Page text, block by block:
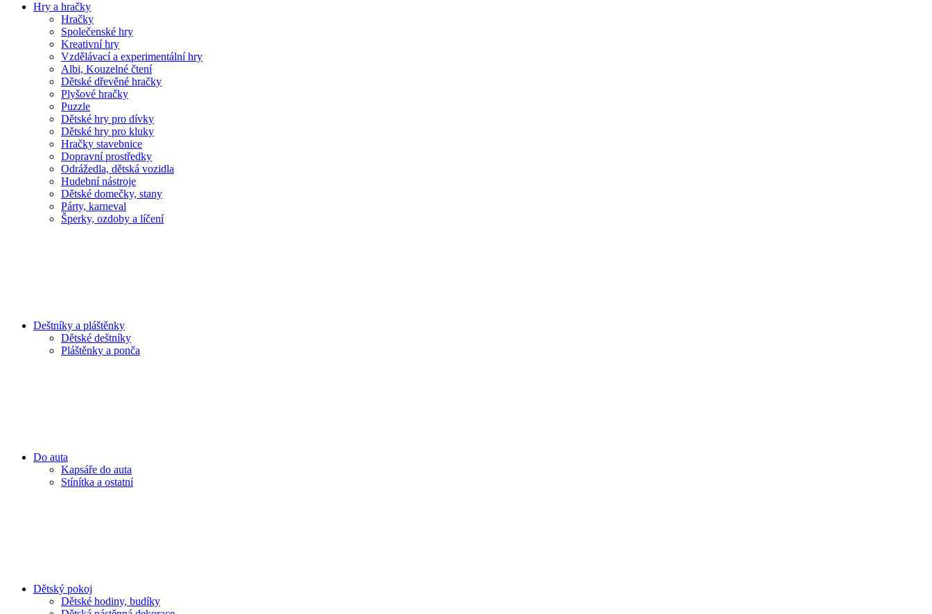
Hry a hračky
Hračky
Společenské hry
Kreativní hry
Vzdělávací a experimentální hry
Albi, Kouzelné čtení
Dětské dřevěné hračky
Plyšové hračky
Puzzle
Dětské hry pro dívky
Dětské hry pro kluky
Hračky stavebnice
Dopravní prostředky
Odrážedla, dětská vozidla
Hudební nástroje
Dětské domečky, stany
Párty, karneval
Šperky, ozdoby a líčení
Deštníky a pláštěnky
Dětské deštníky
Pláštěnky a ponča
Do auta
Kapsáře do auta
Stínítka a ostatní
Dětský pokoj
Dětské hodiny, budíky